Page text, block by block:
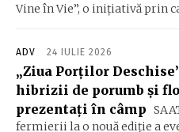
Vine în Vie”, o inițiativă prin
ADV 24 IULIE 2026
„Ziua Porților
hibrizii de porumb și
prezentați în câmp
fermierii la o nouă ediție a